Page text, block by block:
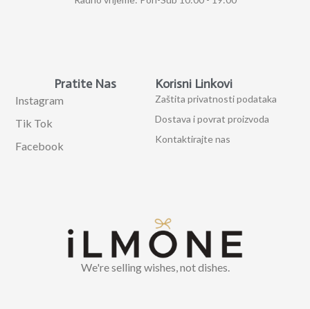
We're selling wishes, not dishes.
Korisni Linkovi
Zaštita privatnosti podataka
Dostava i povrat proizvoda
Kontaktirajte nas
Pratite Nas
Instagram
Tik Tok
Facebook